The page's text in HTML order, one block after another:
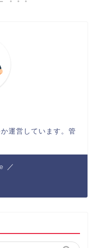
運営しています。管
／